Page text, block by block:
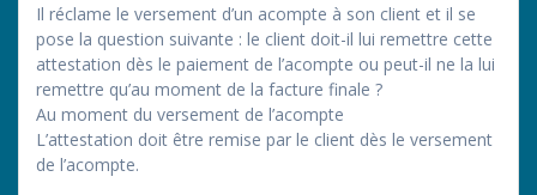
Il réclame le versement d’un acompte à son client et il se
pose la question suivante : le client doit-il lui remettre cette
attestation dès le paiement de l’acompte ou peut-il ne la lui
remettre qu’au moment de la facture finale ?
Au moment du versement de l’acompte
L’attestation doit être remise par le client dès le versement
de l’acompte.